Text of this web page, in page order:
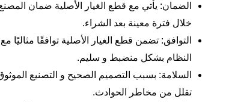
الضمان: يأتي مع قطع الغيار الأصلية ضمان
خلال فترة معينة بعد الشراء.
التوافق: تضمن قطع الغيار الأصلية توافقًا
النظام بشكل منضبط و سليم.
السلامة: بسبب التصميم الصحيح و التصنيع
تقلل من مخاطر الحوادث.